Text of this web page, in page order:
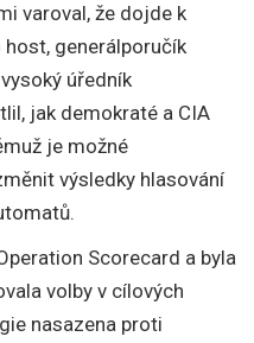
varoval, že dojde k
generálporučík
úředník
jak demokraté a CIA
je možné
výsledky hlasování
Scorecard a byla
volby v cílových
nasazena proti